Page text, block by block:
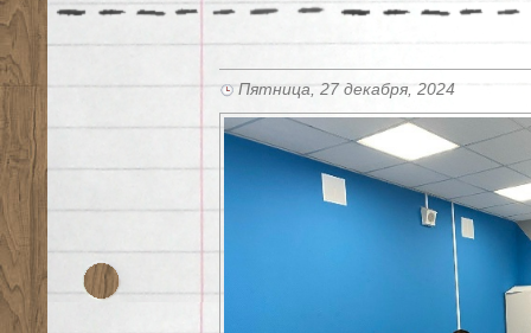
Пятница, 27 декабря, 2024